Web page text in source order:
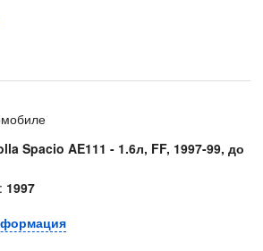
Spacio AE111 - 1.6л, FF, 1997-99, до
1997